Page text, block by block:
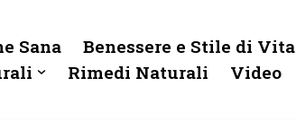
Sana
Benessere e Stile di Vita
Rimedi Naturali Video